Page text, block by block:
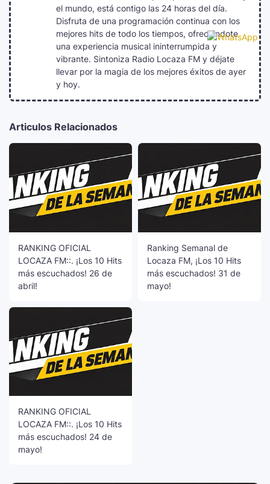
el mundo, está contigo las 24 horas del día.
Disfruta de una programación continua con los
mejores hits de todo los tiempos, ofreciéndote
una experiencia musical ininterrumpida y
vibrante. Sintoniza Radio Locaza FM y déjate
llevar por la magia de los mejores éxitos de ayer
y hoy.
Articulos Relacionados
RANKING OFICIAL
LOCAZA FM::. ¡Los 10 Hits
más escuchados! 26 de
abril!
Ranking Semanal de
Locaza FM, ¡Los 10 Hits
más escuchados! 31 de
mayo!
RANKING OFICIAL
LOCAZA FM::. ¡Los 10 Hits
más escuchados! 24 de
mayo!